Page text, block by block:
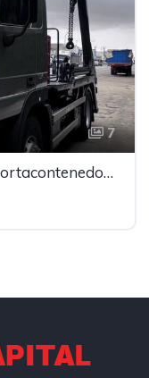
7
Mercedes-Benz 1841 camión portacontenedores